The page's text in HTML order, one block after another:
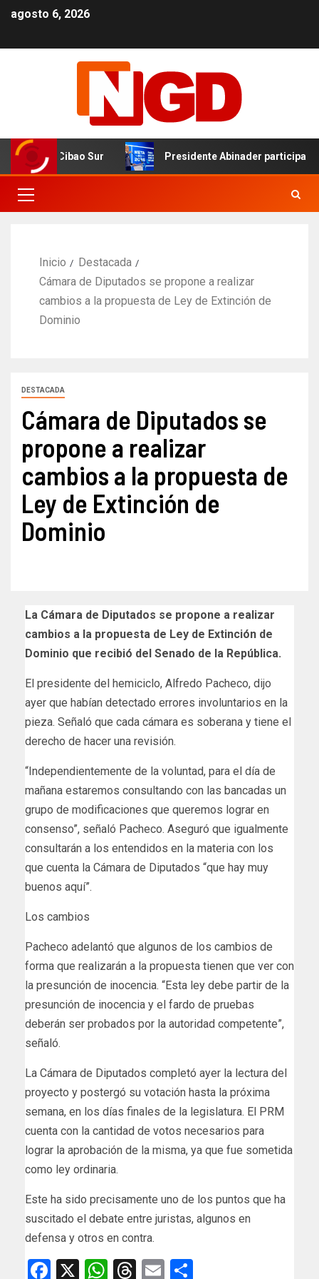
agosto 6, 2026
en Cibao Sur Presidente Abinader participa en
Inicio
Destacada
Cámara de Diputados se propone a realizar
cambios a la propuesta de Ley de Extinción de
Dominio
DESTACADA
Cámara de Diputados se
propone a realizar
cambios a la propuesta de
Ley de Extinción de
Dominio
La Cámara de Diputados se propone a realizar
cambios a la propuesta de Ley de Extinción de
Dominio que recibió del Senado de la República.
El presidente del hemiciclo, Alfredo Pacheco, dijo
ayer que habían detectado errores involuntarios en la
pieza. Señaló que cada cámara es soberana y tiene el
derecho de hacer una revisión.
“Independientemente de la voluntad, para el día de
mañana estaremos consultando con las bancadas un
grupo de modificaciones que queremos lograr en
consenso”, señaló Pacheco. Aseguró que igualmente
consultarán a los entendidos en la materia con los
que cuenta la Cámara de Diputados “que hay muy
buenos aquí”.
Los cambios
Pacheco adelantó que algunos de los cambios de
forma que realizarán a la propuesta tienen que ver con
la presunción de inocencia. “Esta ley debe partir de la
presunción de inocencia y el fardo de pruebas
deberán ser probados por la autoridad competente”,
señaló.
La Cámara de Diputados completó ayer la lectura del
proyecto y postergó su votación hasta la próxima
semana, en los días finales de la legislatura. El PRM
cuenta con la cantidad de votos necesarios para
lograr la aprobación de la misma, ya que fue sometida
como ley ordinaria.
Este ha sido precisamente uno de los puntos que ha
suscitado el debate entre juristas, algunos en
defensa y otros en contra.
Facebook
X WhatsApp
Threads
Email